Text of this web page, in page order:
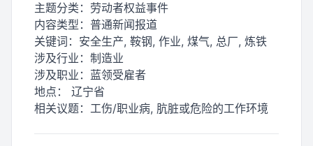
主题分类： 劳动者权益事件
内容类型： 普通新闻报道
关键词： 安全生产, 鞍钢, 作业, 煤气, 总厂, 炼铁
涉及行业： 制造业
涉及职业： 蓝领受雇者
地点： 辽宁省
相关议题： 工伤/职业病, 肮脏或危险的工作环境